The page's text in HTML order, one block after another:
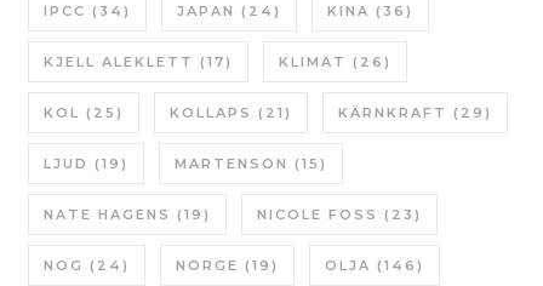
IPCC (34) JAPAN (24) KINA (36)
KJELL ALEKLETT (17) KLIMAT (26)
KOL (25) KOLLAPS (21) KÄRNKRAFT (29)
LJUD (19) MARTENSON (15)
NATE HAGENS (19) NICOLE FOSS (23)
NOG (24) NORGE (19) OLJA (146)